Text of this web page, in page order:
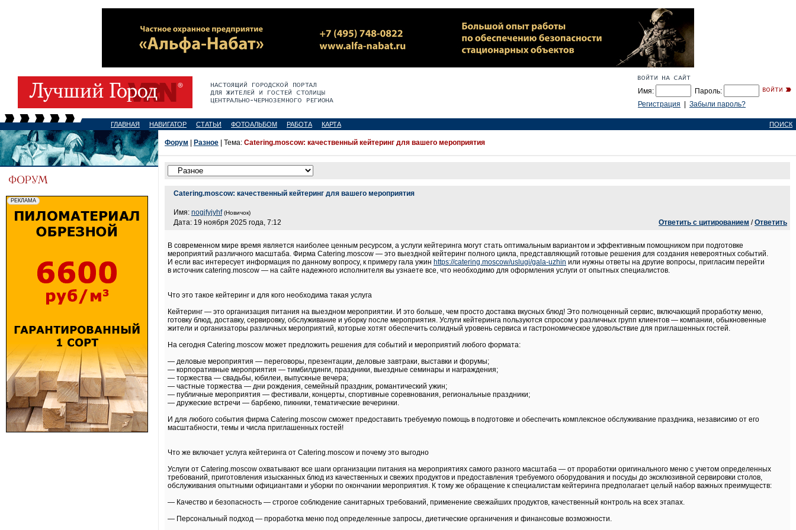
Имя:
Пароль:
Регистрация
Забыли пароль?
ГЛАВНАЯ НАВИГАТОР СТАТЬИ ФОТОАЛЬБОМ РАБОТА КАРТА ПОИСК
Форум Разное | Тема: Catering.moscow: качественный кейтеринг для вашего мероприятия
Catering.moscow: качественный кейтеринг для вашего мероприятия
Имя: nogjfyjyhf (Новичок)
Дата: 19 ноября 2025 года, 7:12 Ответить с цитированием /Ответить
В современном мире время является наиболее ценным ресурсом, а услуги кейтеринга могут стать оптимальным вариантом и эффективным помощником при подготовке
мероприятий различного масштаба. Фирма Catering.moscow — это выездной кейтеринг полного цикла, представляющий готовые решения для создания невероятных событий.
И если вас интересует информация по данному вопросу, к примеру гала ужин https://catering.moscow/uslugi/gala-uzhin или нужны ответы на другие вопросы, пригласим перейти
в источник catering.moscow — на сайте надежного исполнителя вы узнаете все, что необходимо для оформления услуги от опытных специалистов.
Что это такое кейтеринг и для кого необходима такая услуга
Кейтеринг — это организация питания на выездном мероприятии. И это больше, чем просто доставка вкусных блюд! Это полноценный сервис, включающий проработку меню,
готовку блюд, доставку, сервировку, обслуживание и уборку после мероприятия. Услуги кейтеринга пользуются спросом у различных групп клиентов — компании, обыкновенные
жители и организаторы различных мероприятий, которые хотят обеспечить солидный уровень сервиса и гастрономическое удовольствие для приглашенных гостей.
На сегодня Catering.moscow может предложить решения для событий и мероприятий любого формата:
— деловые мероприятия — переговоры, презентации, деловые завтраки, выставки и форумы;
— корпоративные мероприятия — тимбилдинги, праздники, выездные семинары и награждения;
— торжества — свадьбы, юбилеи, выпускные вечера;
— частные торжества — дни рождения, семейный праздник, романтический ужин;
— публичные мероприятия — фестивали, концерты, спортивные соревнования, региональные праздники;
— дружеские встречи — барбекю, пикники, тематические вечеринки.
И для любого события фирма Catering.moscow сможет предоставить требуемую помощь в подготовке и обеспечить комплексное обслуживание праздника, независимо от его
масштабности, темы и числа приглашенных гостей!
Что же включает услуга кейтеринга от Catering.moscow и почему это выгодно
Услуги от Catering.moscow охватывают все шаги организации питания на мероприятиях самого разного масштаба — от проработки оригинального меню с учетом определенных
требований, приготовления изысканных блюд из качественных и свежих продуктов и предоставления требуемого оборудования и посуды до эксклюзивной сервировки столов,
обслуживания опытными официантами и уборки по окончании мероприятия. К тому же обращение к специалистам кейтеринга предполагает целый набор важных преимуществ:
— Качество и безопасность — строгое соблюдение санитарных требований, применение свежайших продуктов, качественный контроль на всех этапах.
— Персональный подход — проработка меню под определенные запросы, диетические органичения и финансовые возможности.